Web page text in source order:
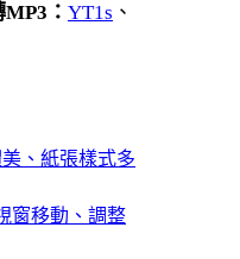
： YT1s 、
美、紙張樣式多
窗移動、調整